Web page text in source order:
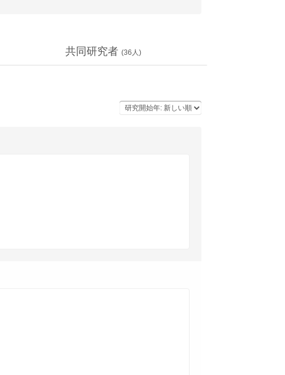
共同研究者 (36 人)